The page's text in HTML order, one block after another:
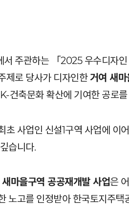
서 주관하는 「2025 우수디자
제로 당사가 디자인한거여 새
건축문화 확산에 기여한 공로
초 사업인 신설1구역 사업에 이
습니다.
마을구역 공공재개발 사업은
노고를 인정받아 한국토지주